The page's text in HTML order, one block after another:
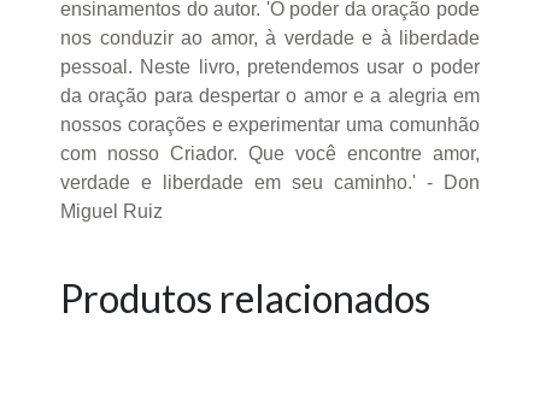
ensinamentos do autor. 'O poder da oração pode
nos conduzir ao amor, à verdade e à liberdade
pessoal. Neste livro, pretendemos usar o poder
da oração para despertar o amor e a alegria em
nossos corações e experimentar uma comunhão
com nosso Criador. Que você encontre amor,
verdade e liberdade em seu caminho.' - Don
Miguel Ruiz
Produtos relacionados